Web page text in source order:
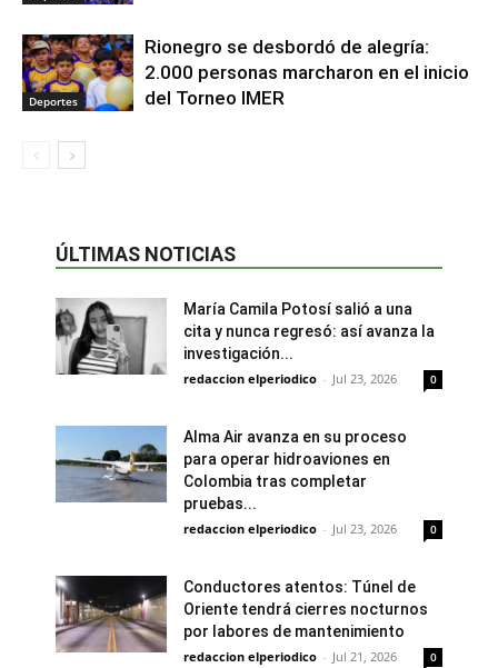
Deportes
Rionegro se desbordó de alegría:
2.000 personas marcharon en el inicio
del Torneo IMER
ÚLTIMAS NOTICIAS
María Camila Potosí salió a una
cita y nunca regresó: así avanza la
investigación...
redaccion elperiodico - Jul 23, 2026 0
Alma Air avanza en su proceso
para operar hidroaviones en
Colombia tras completar
pruebas...
redaccion elperiodico - Jul 23, 2026 0
Conductores atentos: Túnel de
Oriente tendrá cierres nocturnos
por labores de mantenimiento
redaccion elperiodico - Jul 21, 2026 0